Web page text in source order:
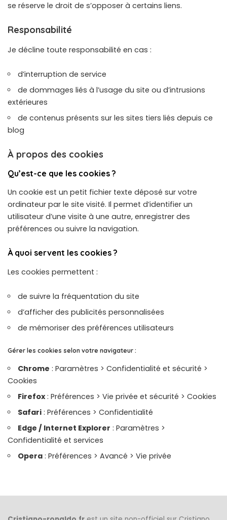
se réserve le droit de s’opposer à certains liens.
Responsabilité
Je décline toute responsabilité en cas :
d’interruption de service
de dommages liés à l’usage du site ou d’intrusions
extérieures
de contenus présents sur les sites tiers liés depuis ce
blog
À propos des cookies
Qu’est-ce que les cookies ?
Un cookie est un petit fichier texte déposé sur votre
ordinateur par le site visité. Il permet d’identifier un
utilisateur d’une visite à une autre, enregistrer des
préférences ou suivre la navigation.
À quoi servent les cookies ?
Les cookies permettent :
de suivre la fréquentation du site
d’afficher des publicités personnalisées
de mémoriser des préférences utilisateurs
Gérer les cookies selon votre navigateur :
Chrome : Paramètres > Confidentialité et sécurité >
Cookies
Firefox: Préférences > Vie privée et sécurité > Cookies
Safari : Préférences > Confidentialité
Edge / Internet Explorer : Paramètres >
Confidentialité et services
Opera : Préférences > Avancé > Vie privée